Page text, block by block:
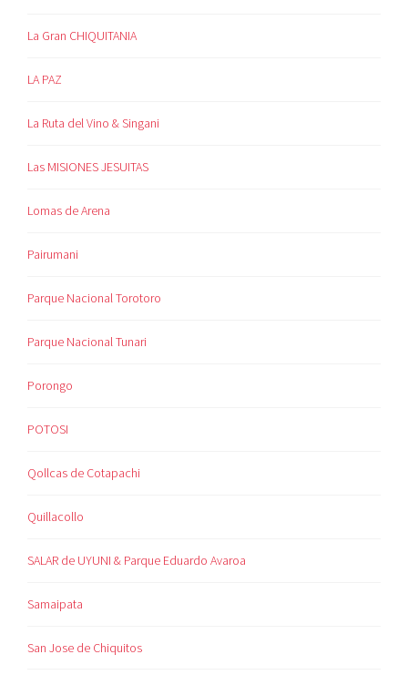
La Gran CHIQUITANIA
LA PAZ
La Ruta del Vino & Singani
Las MISIONES JESUITAS
Lomas de Arena
Pairumani
Parque Nacional Torotoro
Parque Nacional Tunari
Porongo
POTOSI
Qollcas de Cotapachi
Quillacollo
SALAR de UYUNI & Parque Eduardo Avaroa
Samaipata
San Jose de Chiquitos